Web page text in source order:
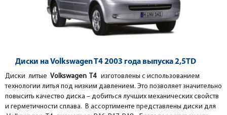
Диски на Volkswagen T4 2003 года выпуска 2,5TD
Диски литые Volkswagen T4 изготовлены с использованием
технологии литья под низким давлением. Это позволяет значительно
повысить качество диска – добиться лучших механических свойств
и герметичности сплава. В ассортименте представлены диски для